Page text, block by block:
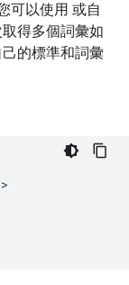
可以使用 或自
得多個詞彙如
的標準和詞彙